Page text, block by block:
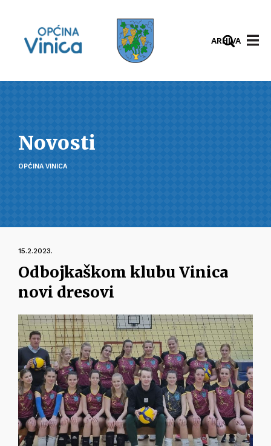
ARHIVA
Novosti
OPĆINA VINICA
15.2.2023.
Odbojkaškom klubu Vinica
novi dresovi